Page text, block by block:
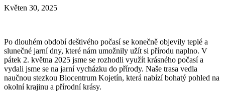
Květen 30, 2025
Po dlouhém období deštivého počasí se konečně objevily teplé a
slunečné jarní dny, které nám umožnily užít si přírodu naplno. V
pátek 2. května 2025 jsme se rozhodli využít krásného počasí a
vydali jsme se na jarní vycházku do přírody. Naše trasa vedla
naučnou stezkou Biocentrum Kojetín, která nabízí bohatý pohled na
okolní krajinu a přírodní krásy.